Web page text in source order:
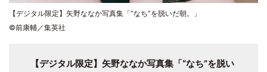
【デジタル限定】矢野ななか写真集「“なち”を脱いだ朝。」
©前康輔／集英社
【デジタル限定】矢野ななか写真集「“なち”を脱い